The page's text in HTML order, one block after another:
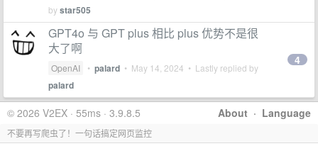
bystar505
GPT4o 与 GPT plus 相比 plus 优势不是很
大了啊
OpenAI • palard • May 14, 2024 • Lastly replied by
palard
4
About · Language
© 2026 V2EX · 55ms · 3.9.8.5
不要再写爬虫了！一句话搞定网页监控